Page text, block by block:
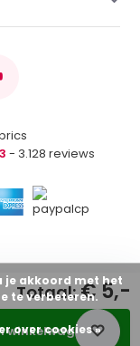
winkelwagen
Totaal:€ 5,-
- 3.128 reviews
je akkoord met het
te verbeteren.
over cookies »